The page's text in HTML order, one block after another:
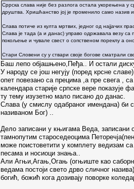
Срpска слава није без разлога остала укорењена у
друштва. Хришћанство јој је променило само
Слава потиче из култа мртвих, једног од најјачих
Слава је тада (а и данас) управо одржавала везу
покољење и чувале свест о сопственом пореклу а
Стари Словени су у ствари своје богове сматрали
Баш лепо објашњено,Пеђа.. И остали
У народу се још негују (поред крсне
опет повезано са прецима ,а пре свега ,
календара старије српске вере показује
ту тему изузетно мало писано до данас.
Слава (у смислу одабраног имендана) би
називаном Бог) ..
Дело записани у књигама Веда, записани
тамнопутим староседеоцима
може поистоветити у комплету ведизам
песама и носиоци знања..
Али Агњи,Агањ,Огањ (огњиште као
ведама постоји свето дрво сличног
богић, божић кога дозивају поворке